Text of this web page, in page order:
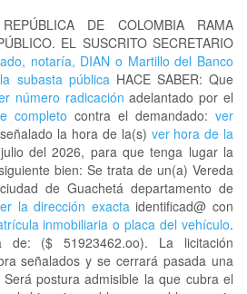
DE COLOMBIA RAMA
EL SUSCRITO SECRETARIO
notaría, DIAN o Martillo del Banco
subasta públicaHACE SABER: Que
número radicación adelantado por el
completo contra el demandado: ver
la hora de la(s) ver hora de la
del 2026, para que tenga lugar la
bien: Se trata de un(a) Vereda
de Guachetá departamento de
la dirección exactaidentificad@ con
inmobiliaria o placa del vehículo.
de: ($ 51923462.oo). La licitación
señalados y se cerrará pasada una
postura admisible la que cubra el